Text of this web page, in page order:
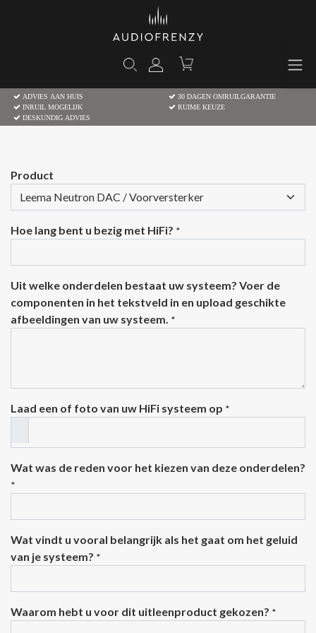
ADVIES AAN HUIS
30 DAGEN OMRUILGARANTIE
INRUIL MOGELIJK
RUIME KEUZE
DESKUNDIG ADVIES
Product
Hoe lang bent u bezig met HiFi? *
Uit welke onderdelen bestaat uw systeem? Voer de
componenten in het tekstveld in en upload geschikte
afbeeldingen van uw systeem. *
Laad een of foto van uw HiFi systeem op *
Wat was de reden voor het kiezen van deze onderdelen?
*
Wat vindt u vooral belangrijk als het gaat om het geluid
van je systeem? *
Waarom hebt u voor dit uitleenproduct gekozen? *